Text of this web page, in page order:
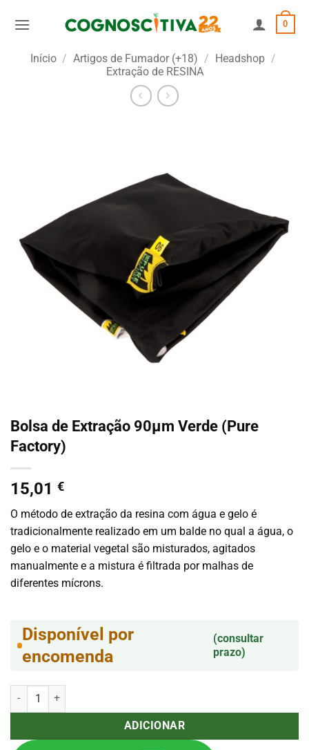
0
Início / Artigos de Fumador (+18) / Headshop /
Extração de RESINA
Bolsa de Extração 90µm Verde (Pure
Factory)
15,01 €
O método de extração da resina com água e gelo é
tradicionalmente realizado em um balde no qual a água, o
gelo e o material vegetal são misturados, agitados
manualmente e a mistura é filtrada por malhas de
diferentes mícrons.
Disponível por
encomenda
(consultar
prazo)
Quantidade de Bolsa de Extração 90µm Verde (Pure Factory)
ADICIONAR